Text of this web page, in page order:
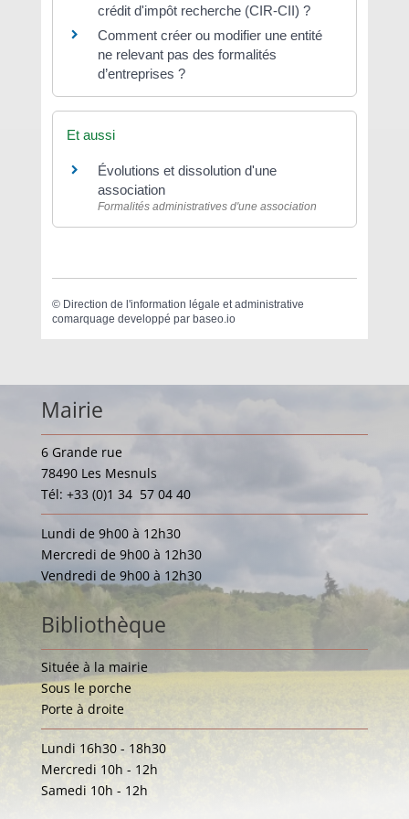
crédit d'impôt recherche (CIR-CII) ?
Comment créer ou modifier une entité
ne relevant pas des formalités
d’entreprises ?
Et aussi
Évolutions et dissolution d'une
association
Formalités administratives d'une association
© Direction de l'information légale et administrative
comarquage developpé par baseo.io
Mairie
6 Grande rue
78490 Les Mesnuls
Tél: +33 (0)1 34 57 04 40
Lundi de 9h00 à 12h30
Mercredi de 9h00 à 12h30
Vendredi de 9h00 à 12h30
Bibliothèque
Située à la mairie
Sous le porche
Porte à droite
Lundi 16h30 - 18h30
Mercredi 10h - 12h
Samedi 10h - 12h